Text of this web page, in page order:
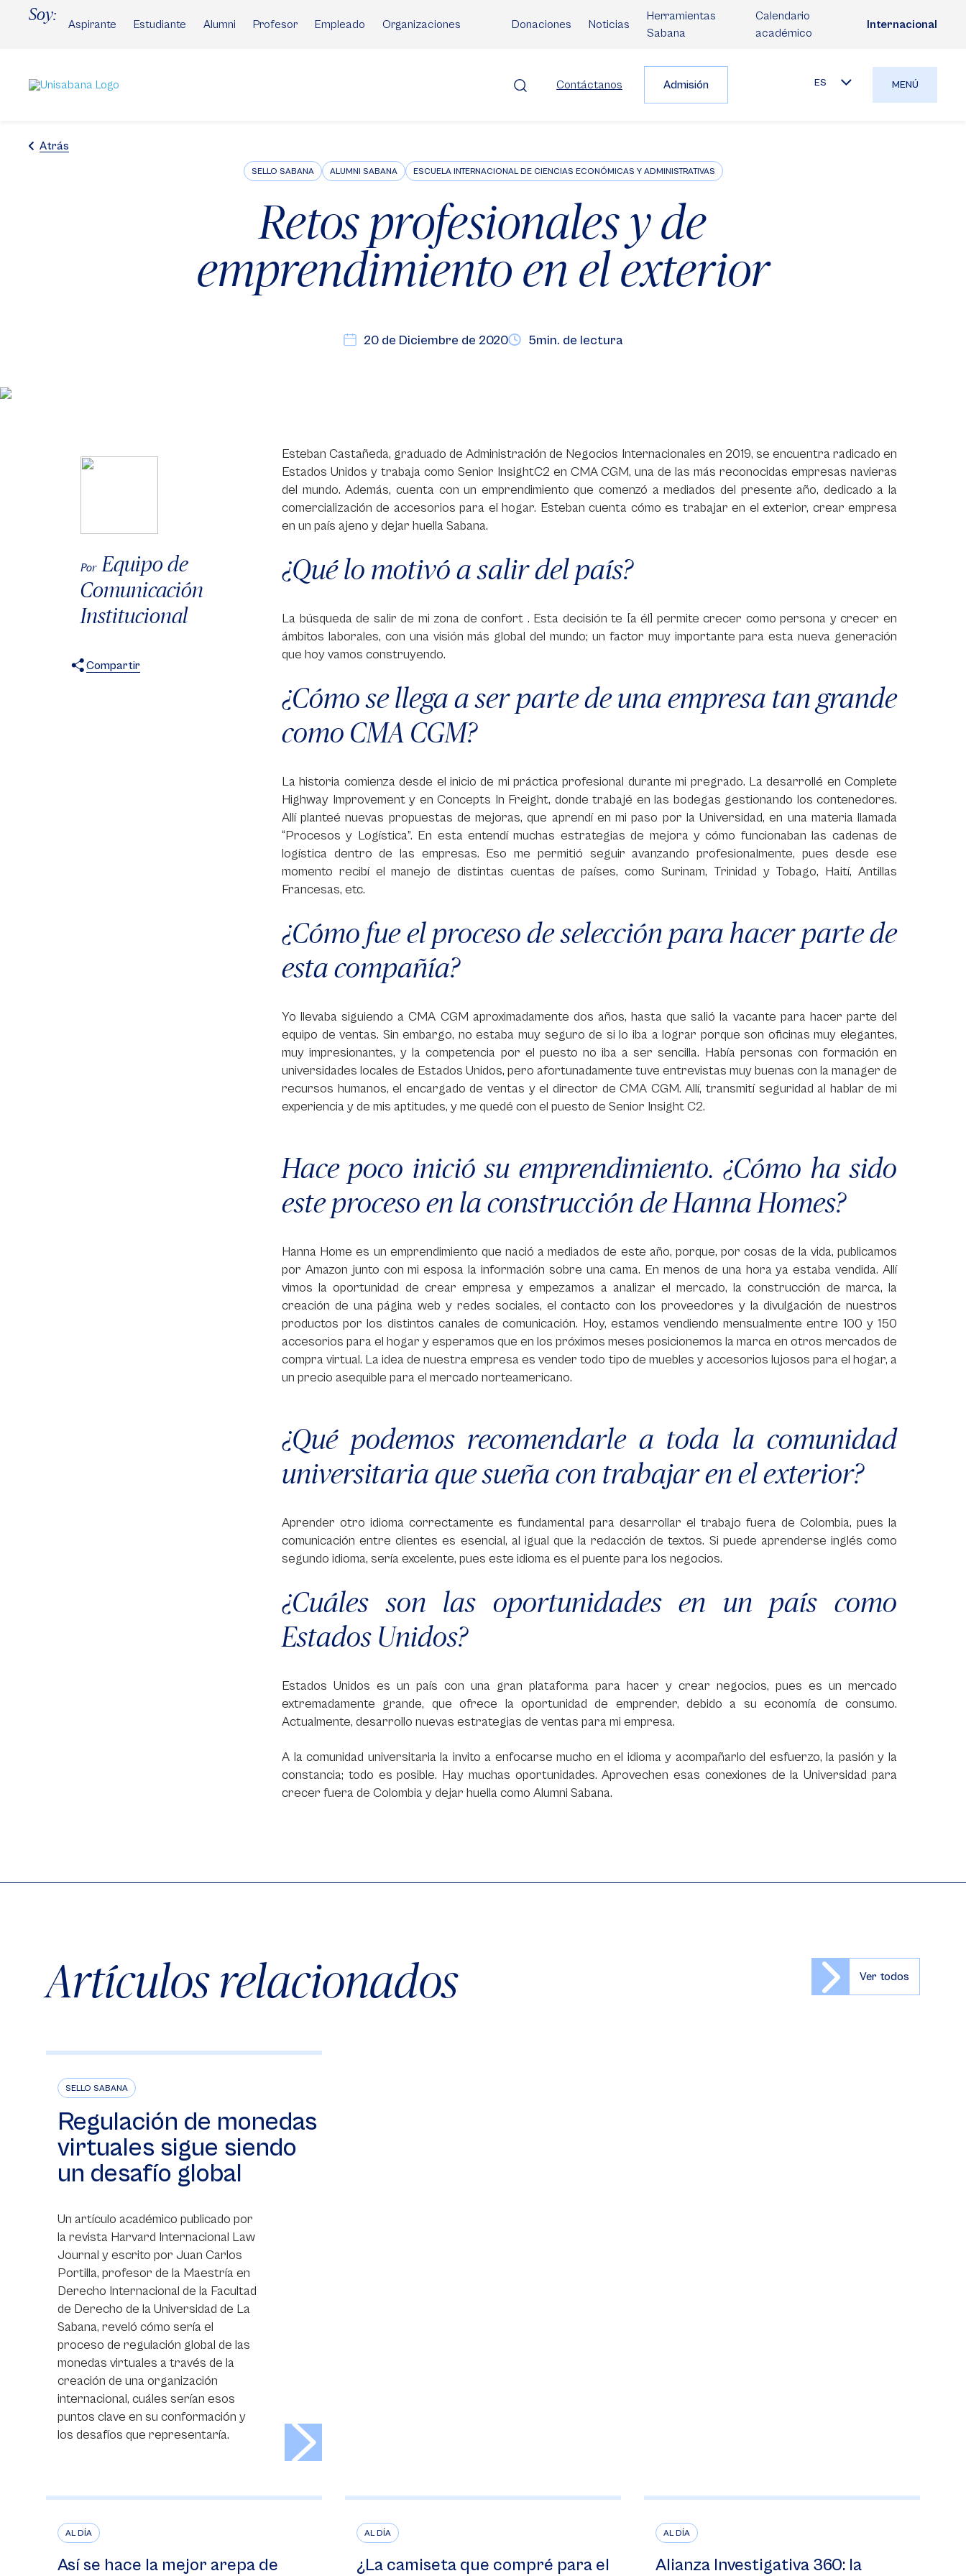
Soy:
Aspirante Estudiante Alumni Profesor Empleado Organizaciones Donaciones Noticias
Herramientas
Sabana
Calendario
académico
Internacional
Contáctanos Admisión ES MENÚ
Atrás
SELLO SABANA ALUMNI SABANA ESCUELA INTERNACIONAL DE CIENCIAS ECONÓMICAS Y ADMINISTRATIVAS
Retos profesionales y de
emprendimiento en el exterior
20 de Diciembre de 2020 5min. de lectura
Por Equipo de
Comunicación
Institucional
Compartir
Esteban Castañeda, graduado de Administración de Negocios Internacionales en 2019, se encuentra radicado en
Estados Unidos y trabaja como Senior InsightC2 en CMA CGM, una de las más reconocidas empresas navieras
del mundo. Además, cuenta con un emprendimiento que comenzó a mediados del presente año, dedicado a la
comercialización de accesorios para el hogar. Esteban cuenta cómo es trabajar en el exterior, crear empresa
en un país ajeno y dejar huella Sabana.
¿Qué lo motivó a salir del país?
La búsqueda de salir de mi zona de confort . Esta decisión te [a él] permite crecer como persona y crecer en
ámbitos laborales, con una visión más global del mundo; un factor muy importante para esta nueva generación
que hoy vamos construyendo.
¿Cómo se llega a ser parte de una empresa tan grande
como CMA CGM?
La historia comienza desde el inicio de mi práctica profesional durante mi pregrado. La desarrollé en Complete
Highway Improvement y en Concepts In Freight, donde trabajé en las bodegas gestionando los contenedores.
Allí planteé nuevas propuestas de mejoras, que aprendí en mi paso por la Universidad, en una materia llamada
“Procesos y Logística”. En esta entendí muchas estrategias de mejora y cómo funcionaban las cadenas de
logística dentro de las empresas. Eso me permitió seguir avanzando profesionalmente, pues desde ese
momento recibí el manejo de distintas cuentas de países, como Surinam, Trinidad y Tobago, Haití, Antillas
Francesas, etc.
¿Cómo fue el proceso de selección para hacer parte de
esta compañía?
Yo llevaba siguiendo a CMA CGM aproximadamente dos años, hasta que salió la vacante para hacer parte del
equipo de ventas. Sin embargo, no estaba muy seguro de si lo iba a lograr porque son oficinas muy elegantes,
muy impresionantes, y la competencia por el puesto no iba a ser sencilla. Había personas con formación en
universidades locales de Estados Unidos, pero afortunadamente tuve entrevistas muy buenas con la manager de
recursos humanos, el encargado de ventas y el director de CMA CGM. Allí, transmití seguridad al hablar de mi
experiencia y de mis aptitudes, y me quedé con el puesto de Senior Insight C2.
Hace poco inició su emprendimiento. ¿Cómo ha sido
este proceso en la construcción de Hanna Homes?
Hanna Home es un emprendimiento que nació a mediados de este año, porque, por cosas de la vida, publicamos
por Amazon junto con mi esposa la información sobre una cama. En menos de una hora ya estaba vendida. Allí
vimos la oportunidad de crear empresa y empezamos a analizar el mercado, la construcción de marca, la
creación de una página web y redes sociales, el contacto con los proveedores y la divulgación de nuestros
productos por los distintos canales de comunicación. Hoy, estamos vendiendo mensualmente entre 100 y 150
accesorios para el hogar y esperamos que en los próximos meses posicionemos la marca en otros mercados de
compra virtual. La idea de nuestra empresa es vender todo tipo de muebles y accesorios lujosos para el hogar, a
un precio asequible para el mercado norteamericano.
¿Qué podemos recomendarle a toda la comunidad
universitaria que sueña con trabajar en el exterior?
Aprender otro idioma correctamente es fundamental para desarrollar el trabajo fuera de Colombia, pues la
comunicación entre clientes es esencial, al igual que la redacción de textos. Si puede aprenderse inglés como
segundo idioma, sería excelente, pues este idioma es el puente para los negocios.
¿Cuáles son las oportunidades en un país como
Estados Unidos?
Estados Unidos es un país con una gran plataforma para hacer y crear negocios, pues es un mercado
extremadamente grande, que ofrece la oportunidad de emprender, debido a su economía de consumo.
Actualmente, desarrollo nuevas estrategias de ventas para mi empresa.
A la comunidad universitaria la invito a enfocarse mucho en el idioma y acompañarlo del esfuerzo, la pasión y la
constancia; todo es posible. Hay muchas oportunidades. Aprovechen esas conexiones de la Universidad para
crecer fuera de Colombia y dejar huella como Alumni Sabana.
Artículos relacionados Ver todos
SELLO SABANA
Regulación de monedas
virtuales sigue siendo
un desafío global
Un artículo académico publicado por
la revista Harvard Internacional Law
Journal y escrito por Juan Carlos
Portilla, profesor de la Maestría en
Derecho Internacional de la Facultad
de Derecho de la Universidad de La
Sabana, reveló cómo sería el
proceso de regulación global de las
monedas virtuales a través de la
creación de una organización
internacional, cuáles serían esos
puntos clave en su conformación y
los desafíos que representaría.
AL DÍA
Así se hace la mejor arepa de
AL DÍA
¿La camiseta que compré para el
AL DÍA
Alianza Investigativa 360: la